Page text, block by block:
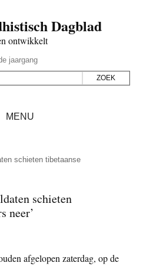
Dagblad
ontwikkelt
jaargang
MENU
schieten tibetaanse
schieten
neer’
afgelopen zaterdag, op de